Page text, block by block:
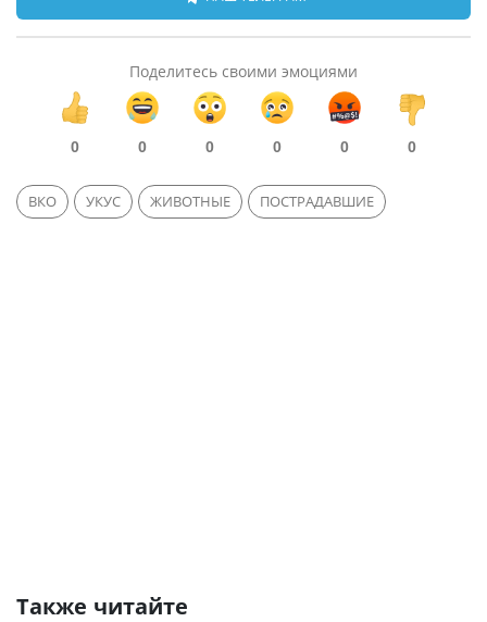
Поделитесь своими эмоциями
0 0 0 0 0 0
ВКО УКУС ЖИВОТНЫЕ ПОСТРАДАВШИЕ
Также читайте